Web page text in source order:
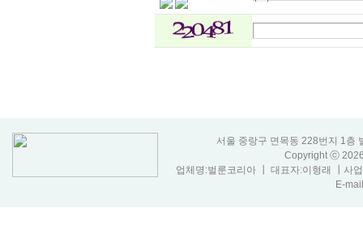
서울 중랑구 면목동 228번지 1층
Copyright ⓒ
업체명:벌룬코리아 ┃ 대표자:이형래 ┃사
E-